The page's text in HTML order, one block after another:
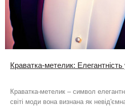
Краватка-метелик:
Краватка-метелик – символ
світі моди вона визнана як